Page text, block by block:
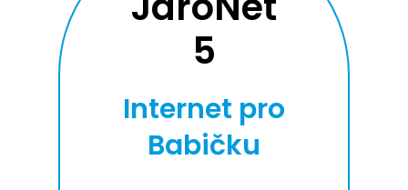
5
Internet pro
Babičku